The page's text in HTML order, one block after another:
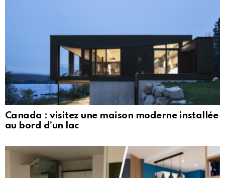
Canada : visitez une maison moderne installée
au bord d’un lac